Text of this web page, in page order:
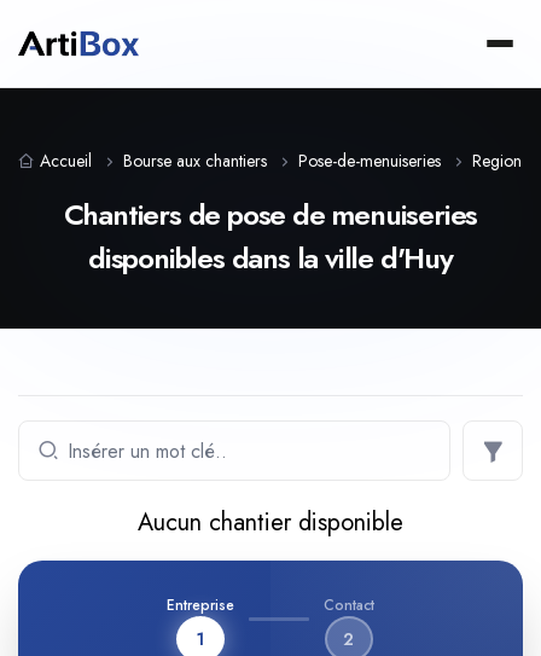
Accueil Bourse aux chantiers Pose-de-menuiseries Region-
Chantiers de pose de menuiseries
disponibles dans la ville d'Huy
Aucun chantier disponible
Entreprise
1
Contact
2